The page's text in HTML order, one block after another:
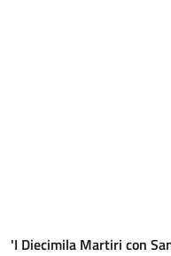
'I Diecimila Martiri con